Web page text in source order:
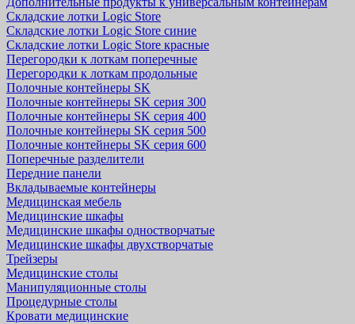
Складские лотки Logic Store
Складские лотки Logic Store синие
Складские лотки Logic Store красные
Перегородки к лоткам поперечные
Перегородки к лоткам продольные
Полочные контейнеры SK
Полочные контейнеры SK серия 300
Полочные контейнеры SK серия 400
Полочные контейнеры SK серия 500
Полочные контейнеры SK серия 600
Поперечные разделители
Передние панели
Вкладываемые контейнеры
Медицинская мебель
Медицинские шкафы
Медицинские шкафы одностворчатые
Медицинские шкафы двухстворчатые
Трейзеры
Медицинские столы
Манипуляционные столы
Процедурные столы
Кровати медицинские